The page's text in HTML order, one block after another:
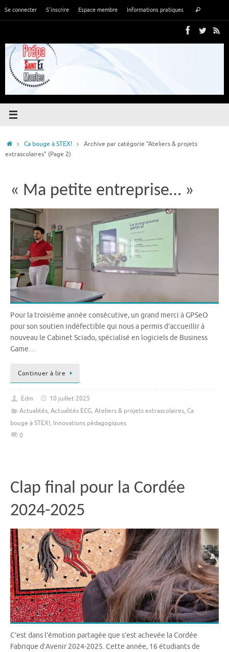
Se connecter S’inscrire Espace membre Informations pratiques
:
Rechercher
Accueil
Ca bouge à STEX!
Archive par catégorie "Ateliers & projets
extrascolaires" (Page 2)
« Ma petite entreprise… »
Pour la troisième année consécutive, un grand merci à GPSeO
pour son soutien indéfectible qui nous a permis d’accueillir à
nouveau le Cabinet Sciado, spécialisé en logiciels de Business
Game…
Continuer à lire
Edm
10 juillet 2025
Actualités, Actualités ECG, Ateliers & projets extrascolaires, Ca
bouge à STEX!, Innovations pédagogiques
0
Clap final pour la Cordée
2024-2025
C’est dans l’émotion partagée que s’est achevée la Cordée
Fabrique d’Avenir 2024-2025. Cette année, 16 étudiants de